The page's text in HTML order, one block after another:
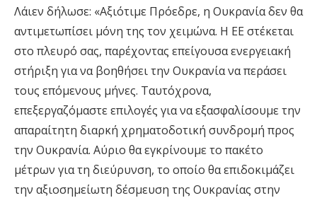
Λάιεν δήλωσε: «Αξιότιμε Πρόεδρε, η Ουκρανία δεν θα
αντιμετωπίσει μόνη της τον χειμώνα. Η ΕΕ στέκεται
στο πλευρό σας, παρέχοντας επείγουσα ενεργειακή
στήριξη για να βοηθήσει την Ουκρανία να περάσει
τους επόμενους μήνες. Ταυτόχρονα,
επεξεργαζόμαστε επιλογές για να εξασφαλίσουμε την
απαραίτητη διαρκή χρηματοδοτική συνδρομή προς
την Ουκρανία. Αύριο θα εγκρίνουμε το πακέτο
μέτρων για τη διεύρυνση, το οποίο θα επιδοκιμάζει
την αξιοσημείωτη δέσμευση της Ουκρανίας στην